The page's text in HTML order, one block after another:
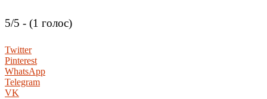
5/5 - (1 голос)
Twitter
Pinterest
WhatsApp
Telegram
VK